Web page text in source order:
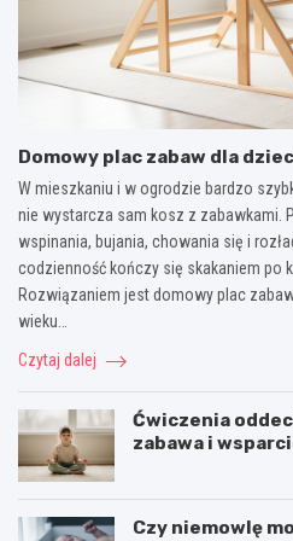
Domowy plac zabaw dla
W mieszkaniu i w ogrodzie bardzo
nie wystarcza sam kosz z zabawkami.
wspinania, bujania, chowania się i
codzienność kończy się skakaniem po
Rozwiązaniem jest domowy plac
wieku…
Czytaj dalej
Ćwiczenia
zabawa i
Czy niemowlę